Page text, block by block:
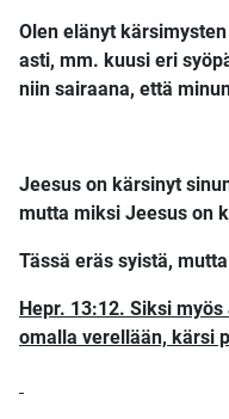
Olen elänyt
asti, mm. kuusi eri
niin sairaana, että
Jeesus on kärsinyt
mutta miksi Jeesus on
Tässä eräs syistä,
Hepr. 13:12. Siksi
omalla verellään, kärsi